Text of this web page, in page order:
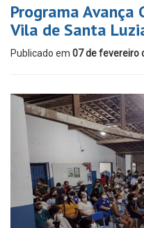
Programa Avança
Vila de Santa
Publicado em 07 de fevereiro